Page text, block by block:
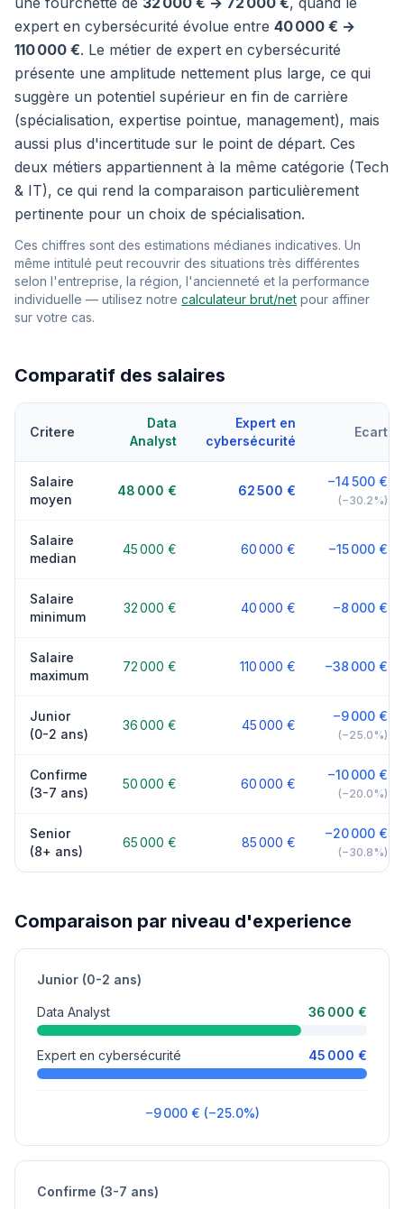
expert en cybersécurité évolue entre 40 000 € →
110 000 €. Le métier de expert en cybersécurité
présente une amplitude nettement plus large, ce qui
suggère un potentiel supérieur en fin de carrière
(spécialisation, expertise pointue, management), mais
aussi plus d'incertitude sur le point de départ. Ces
deux métiers appartiennent à la même catégorie (Tech
& IT), ce qui rend la comparaison particulièrement
pertinente pour un choix de spécialisation.
Ces chiffres sont des estimations médianes indicatives. Un
même intitulé peut recouvrir des situations très différentes
selon l'entreprise, la région, l'ancienneté et la performance
individuelle — utilisez notre calculateur brut/net pour affiner
sur votre cas.
Comparatif des salaires
Critere
Data
Analyst
Expert en
cybersécurité
Ecart
Salaire
moyen
48 000 € 62 500 €
−14 500 €
(−30.2%)
Salaire
median
45 000 € 60 000 € −15 000 €
Salaire
minimum
32 000 € 40 000 € −8 000 €
Salaire
maximum
72 000 € 110 000 € −38 000 €
Junior
(0-2 ans)
36 000 € 45 000 €
−9 000 €
(−25.0%)
Confirme
(3-7 ans)
50 000 € 60 000 €
−10 000 €
(−20.0%)
Senior
(8+ ans)
65 000 € 85 000 €
−20 000 €
(−30.8%)
Comparaison par niveau d'experience
Junior (0-2 ans)
Data Analyst 36 000 €
Expert en cybersécurité 45 000 €
−9 000 € (−25.0%)
Confirme (3-7 ans)